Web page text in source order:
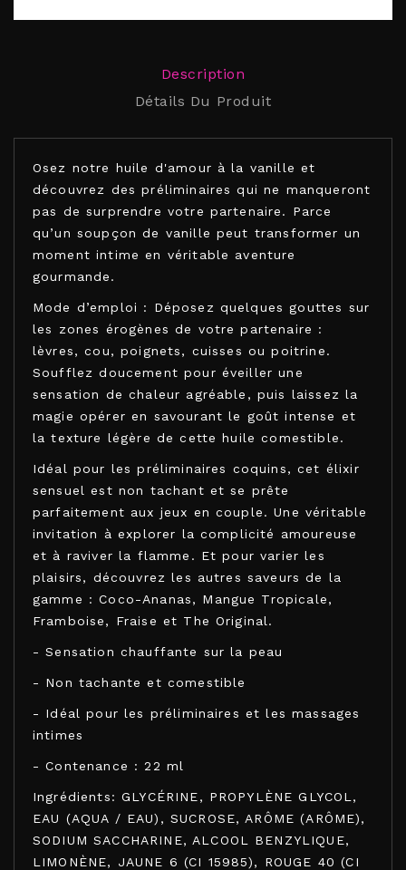
Description
Détails Du Produit
Osez notre huile d'amour à la vanille et
découvrez des préliminaires qui ne manqueront
pas de surprendre votre partenaire. Parce
qu’un soupçon de vanille peut transformer un
moment intime en véritable aventure
gourmande.
Mode d’emploi : Déposez quelques gouttes sur
les zones érogènes de votre partenaire :
lèvres, cou, poignets, cuisses ou poitrine.
Soufflez doucement pour éveiller une
sensation de chaleur agréable, puis laissez la
magie opérer en savourant le goût intense et
la texture légère de cette huile comestible.
Idéal pour les préliminaires coquins, cet élixir
sensuel est non tachant et se prête
parfaitement aux jeux en couple. Une véritable
invitation à explorer la complicité amoureuse
et à raviver la flamme. Et pour varier les
plaisirs, découvrez les autres saveurs de la
gamme : Coco-Ananas, Mangue Tropicale,
Framboise, Fraise et The Original.
- Sensation chauffante sur la peau
- Non tachante et comestible
- Idéal pour les préliminaires et les massages
intimes
- Contenance : 22 ml
Ingrédients: GLYCÉRINE, PROPYLÈNE GLYCOL,
EAU (AQUA / EAU), SUCROSE, ARÔME (ARÔME),
SODIUM SACCHARINE, ALCOOL BENZYLIQUE,
LIMONÈNE, JAUNE 6 (CI 15985), ROUGE 40 (CI